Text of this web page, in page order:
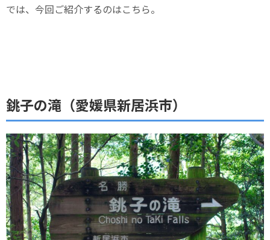
では、今回ご紹介するのはこちら。
銚子の滝（愛媛県新居浜市）